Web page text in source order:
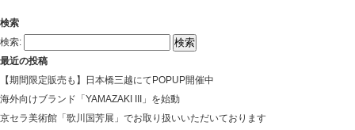
検索
検索:
最近の投稿
【期間限定販売も】日本橋三越にてPOPUP開催中
海外向けブランド「YAMAZAKI III」を始動
京セラ美術館「歌川国芳展」でお取り扱いいただいております